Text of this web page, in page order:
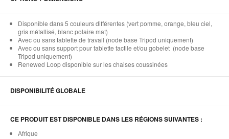
Disponible dans 5 couleurs différentes (vert pomme, orange, bleu ciel,
gris métallisé, blanc polaire mat)
Avec ou sans tablette de travail (node base Tripod uniquement)
Avec ou sans support pour tablette tactile et/ou gobelet (node base
Tripod uniquement)
Renewed Loop disponible sur les chaises coussinées
DISPONIBILITÉ GLOBALE
CE PRODUIT EST DISPONIBLE DANS LES RÉGIONS SUIVANTES :
Afrique